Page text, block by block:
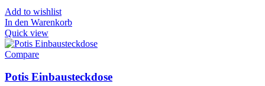
Add to wishlist
In den Warenkorb
Quick view
Compare
Potis Einbausteckdose